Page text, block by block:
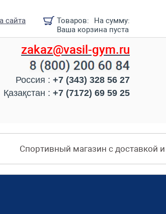
Товаров:
На сумму:
Ваша корзина пуста
сайта
zakaz@vasil-gym.ru
Россия : +7 (343) 328 56 27
Қазақстан : +7 (7172) 69 59 25
Спортивный магазин с доставкой